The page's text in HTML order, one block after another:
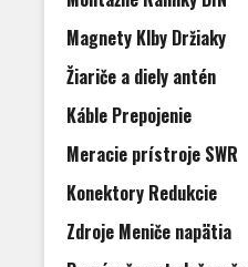
Magnety Klby Držiaky
Žiariče a diely antén
Káble Prepojenie
Meracie prístroje SWR
Konektory Redukcie
Zdroje Meniče napätia